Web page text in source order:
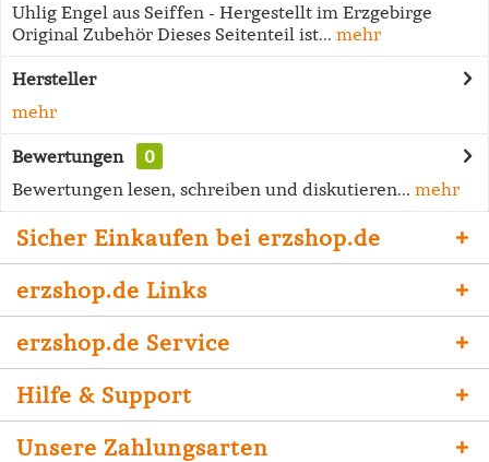
Uhlig Engel aus Seiffen - Hergestellt im Erzgebirge
Original Zubehör Dieses Seitenteil ist... mehr
Hersteller
mehr
Bewertungen
0
Bewertungen lesen, schreiben und diskutieren... mehr
Sicher Einkaufen bei erzshop.de
erzshop.de Links
erzshop.de Service
Hilfe & Support
Unsere Zahlungsarten